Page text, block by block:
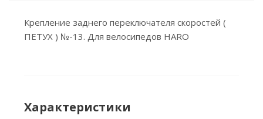
Крепление заднего переключателя скоростей (
ПЕТУХ ) №-13. Для велосипедов HARO
Характеристики